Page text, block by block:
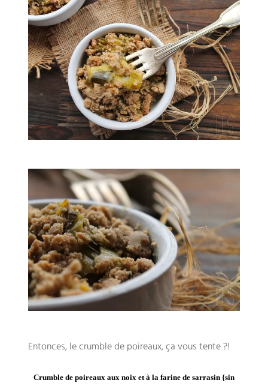
Entonces,le crumble de poireaux,ça vous tente?!
Crumble de poireaux aux noix et à la farine de sarrasin {sin